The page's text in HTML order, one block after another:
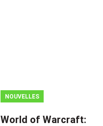
NOUVELLES
World of Warcraft: